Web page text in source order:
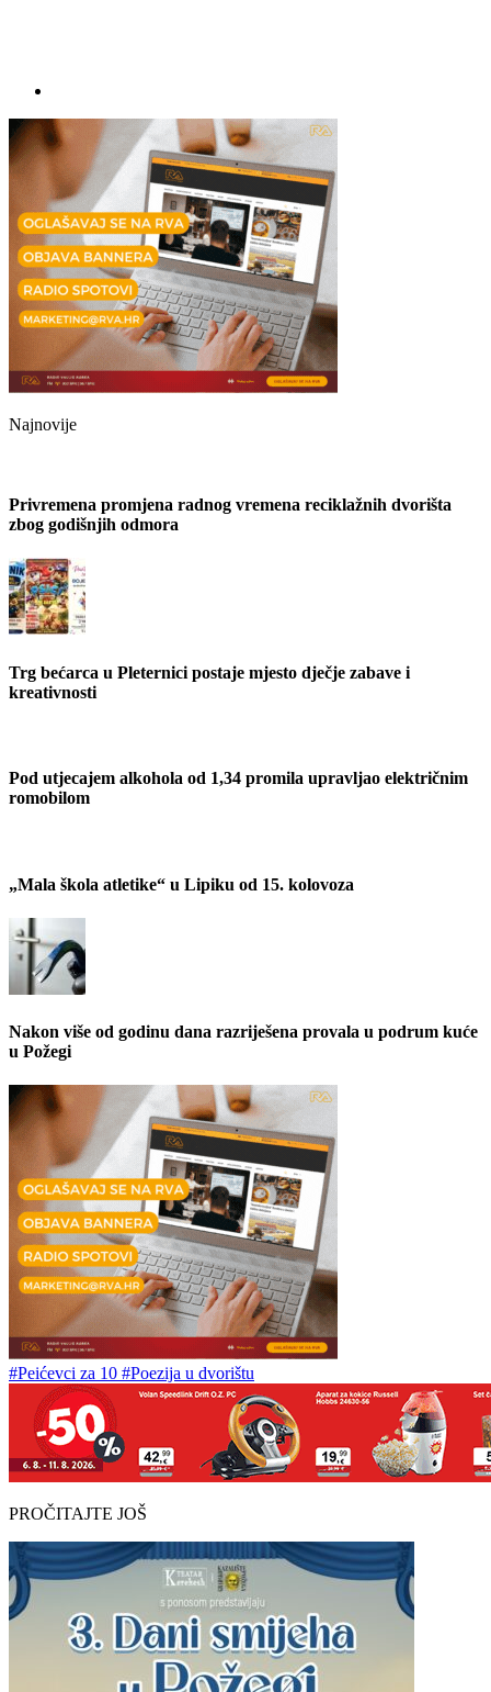
Najnovije
Privremena promjena radnog vremena reciklažnih dvorišta
zbog godišnjih odmora
Trg bećarca u Pleternici postaje mjesto dječje zabave i
kreativnosti
Pod utjecajem alkohola od 1,34 promila upravljao električnim
romobilom
„Mala škola atletike“ u Lipiku od 15. kolovoza
Nakon više od godinu dana razriješena provala u podrum kuće
u Požegi
#Peićevci za 10 #Poezija u dvorištu
PROČITAJTE JOŠ